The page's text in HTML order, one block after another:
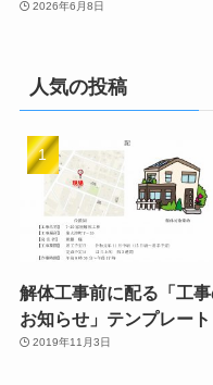
2026年6月8日
人気の投稿
解体工事前に配る「工
お知らせ」テンプレート
2019年11月3日